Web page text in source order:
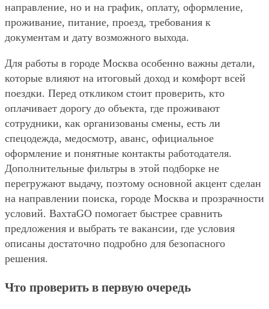
направление, но и на график, оплату, оформление,
проживание, питание, проезд, требования к
документам и дату возможного выхода.
Для работы в городе Москва особенно важны детали,
которые влияют на итоговый доход и комфорт всей
поездки. Перед откликом стоит проверить, кто
оплачивает дорогу до объекта, где проживают
сотрудники, как организованы смены, есть ли
спецодежда, медосмотр, аванс, официальное
оформление и понятные контакты работодателя.
Дополнительные фильтры в этой подборке не
перегружают выдачу, поэтому основной акцент сделан
на направлении поиска, городе Москва и прозрачности
условий. ВахтаGO помогает быстрее сравнить
предложения и выбрать те вакансии, где условия
описаны достаточно подробно для безопасного
решения.
Что проверить в первую очередь